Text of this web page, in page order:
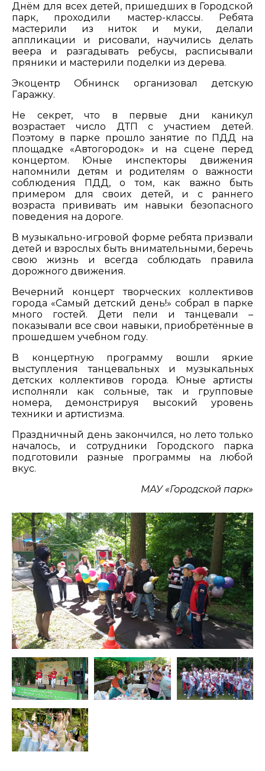
Днём для всех детей, пришедших в Городской
парк, проходили мастер-классы. Ребята
мастерили из ниток и муки, делали
аппликации и рисовали, научились делать
веера и разгадывать ребусы, расписывали
пряники и мастерили поделки из дерева.
Экоцентр Обнинск организовал детскую
Гаражку.
Не секрет, что в первые дни каникул
возрастает число ДТП с участием детей.
Поэтому в парке прошло занятие по ПДД на
площадке «Автогородок» и на сцене перед
концертом. Юные инспекторы движения
напомнили детям и родителям о важности
соблюдения ПДД, о том, как важно быть
примером для своих детей, и с раннего
возраста прививать им навыки безопасного
поведения на дороге.
В музыкально-игровой форме ребята призвали
детей и взрослых быть внимательными, беречь
свою жизнь и всегда соблюдать правила
дорожного движения.
Вечерний концерт творческих коллективов
города «Самый детский день!» собрал в парке
много гостей. Дети пели и танцевали –
показывали все свои навыки, приобретённые в
прошедшем учебном году.
В концертную программу вошли яркие
выступления танцевальных и музыкальных
детских коллективов города. Юные артисты
исполняли как сольные, так и групповые
номера, демонстрируя высокий уровень
техники и артистизма.
Праздничный день закончился, но лето только
началось, и сотрудники Городского парка
подготовили разные программы на любой
вкус.
МАУ «Городской парк»